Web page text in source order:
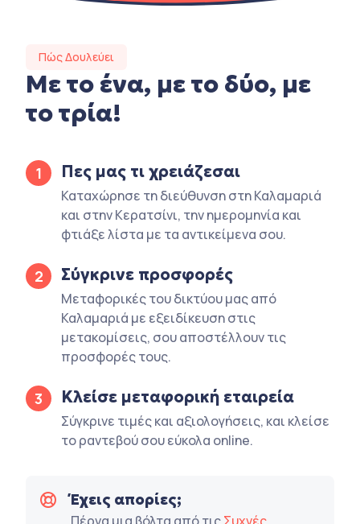
Πώς Δουλεύει
Με το ένα, με το δύο, με
το τρία!
1 Πες μας τι χρειάζεσαι
Καταχώρησε τη διεύθυνση στη Καλαμαριά
και στην Κερατσίνι, την ημερομηνία και
φτιάξε λίστα με τα αντικείμενα σου.
2 Σύγκρινε προσφορές
Μεταφορικές του δικτύου μας από
Καλαμαριά με εξειδίκευση στις
μετακομίσεις, σου αποστέλλουν τις
προσφορές τους.
3 Κλείσε μεταφορική εταιρεία
Σύγκρινε τιμές και αξιολογήσεις, και κλείσε
το ραντεβού σου εύκολα online.
Έχεις απορίες;